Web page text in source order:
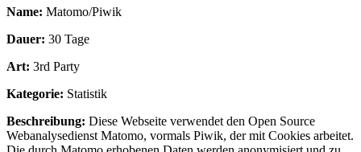
Name: Matomo/Piwik
Dauer: 30 Tage
Art: 3rd Party
Kategorie: Statistik
Beschreibung: Diese Webseite verwendet den Open Source
Webanalysedienst Matomo, vormals Piwik, der mit Cookies arbeitet.